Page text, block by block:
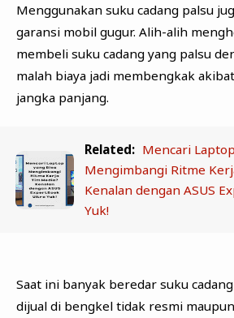
Menggunakan suku cadang palsu
garansi mobil gugur. Alih-alih
membeli suku cadang yang palsu
malah biaya jadi membengkak
jangka panjang.
Related: Mencari
Mengimbangi Ritme
Kenalan dengan ASUS
Yuk!
Saat ini banyak beredar suku
dijual di bengkel tidak resmi